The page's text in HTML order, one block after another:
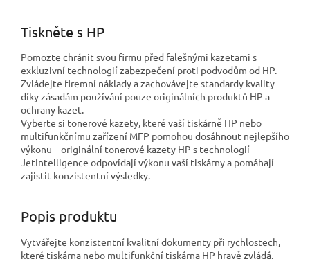
Tiskněte s HP
Pomozte chránit svou firmu před falešnými kazetami s
exkluzivní technologií zabezpečení proti podvodům od HP.
Zvládejte firemní náklady a zachovávejte standardy kvality
díky zásadám používání pouze originálních produktů HP a
ochrany kazet.
Vyberte si tonerové kazety, které vaší tiskárně HP nebo
multifunkčnímu zařízení MFP pomohou dosáhnout nejlepšího
výkonu – originální tonerové kazety HP s technologií
JetIntelligence odpovídají výkonu vaší tiskárny a pomáhají
zajistit konzistentní výsledky.
Popis produktu
Vytvářejte konzistentní kvalitní dokumenty při rychlostech,
které tiskárna nebo multifunkční tiskárna HP hravě zvládá.